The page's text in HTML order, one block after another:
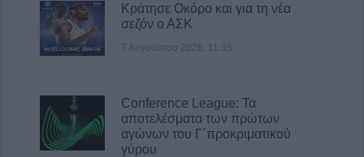
Κράτησε Οκόρο και για τη νέα
σεζόν ο ΑΣΚ
7 Αυγούστου 2026, 11:35
Conference League: Τα
αποτελέσματα των πρώτων
αγώνων του Γ΄προκριματικού
γύρου